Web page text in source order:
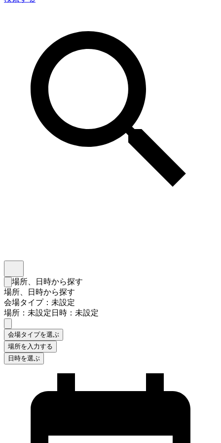
検索フォームを閉じる
場所、日時から探す
場所、日時から探す
会場タイプ：未設定
場所：未設定日時：未設定
会場タイプを選ぶ
場所を入力する
日時を選ぶ